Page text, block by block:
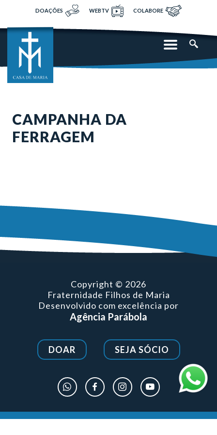
DOAÇÕES WEBTV COLABORE
CAMPANHA DA
FERRAGEM
Copyright © 2026
Fraternidade Filhos de Maria
Desenvolvido com excelência por
Agência Parábola
DOAR SEJA SÓCIO